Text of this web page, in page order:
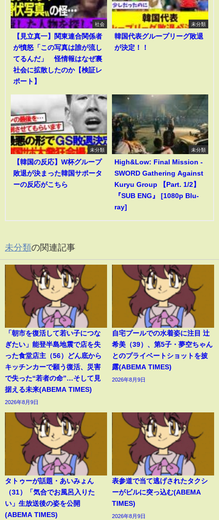
社会
【見立真一】関東連合関係者
が憤怒「この写真は誰が流し
てるんだ」 怪情報はなぜ裏
社会に拡散したのか【検証レ
ポート】
未分類
韓国代表グループリーグ敗退
が決定！！
未分類
【韓国の反応】W杯グループ
敗退が決まった韓国サポータ
ーの反応がこちら
未分類
High&Low: Final Mission -
SWORD Gathering Against
Kuryu Group 【Part. 1/2】
『SUB ENG』 [1080p Blu-
ray]
未分類の関連記事
「朝市を復活して若い子につな
ぎたい」能登半島地震で店を失
った食堂店主（56）どん底から
キッチンカーで願う復活、災害
で失った“若者の命”…そして見
据える未来(ABEMA TIMES)
2026年8月9日
自宅プールでの水着姿に注目 辻
希美（39）、第5子・夢空ちゃん
とのプライベートショットを披
露(ABEMA TIMES)
2026年8月9日
タトゥーが話題・あいみょん
（31）「気合でお風呂入りた
い」生放送後の姿を公開
(ABEMA TIMES)
表参道で当て逃げされたタクシ
ーがビルに突っ込む(ABEMA
TIMES)
2026年8月9日